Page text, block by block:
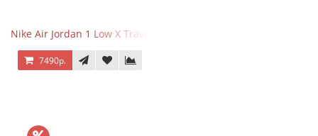
Nike Air Jordan 1 Low X Travis Scott Olive
7490р.